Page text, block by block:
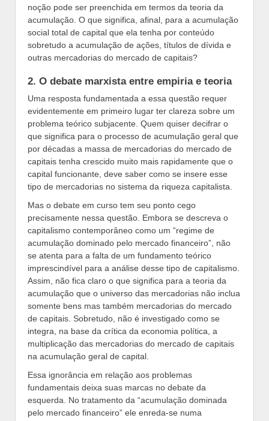
noção pode ser preenchida em termos da teoria da
acumulação. O que significa, afinal, para a acumulação
social total de capital que ela tenha por conteúdo
sobretudo a acumulação de ações, títulos de dívida e
outras mercadorias do mercado de capitais?
2. O debate marxista entre empiria e teoria
Uma resposta fundamentada a essa questão requer
evidentemente em primeiro lugar ter clareza sobre um
problema teórico subjacente. Quem quiser decifrar o
que significa para o processo de acumulação geral que
por décadas a massa de mercadorias do mercado de
capitais tenha crescido muito mais rapidamente que o
capital funcionante, deve saber como se insere esse
tipo de mercadorias no sistema da riqueza capitalista.
Mas o debate em curso tem seu ponto cego
precisamente nessa questão. Embora se descreva o
capitalismo contemporâneo como um “regime de
acumulação dominado pelo mercado financeiro”, não
se atenta para a falta de um fundamento teórico
imprescindível para a análise desse tipo de capitalismo.
Assim, não fica claro o que significa para a teoria da
acumulação que o universo das mercadorias não inclua
somente bens mas também mercadorias do mercado
de capitais. Sobretudo, não é investigado como se
integra, na base da crítica da economia política, a
multiplicação das mercadorias do mercado de capitais
na acumulação geral de capital.
Essa ignorância em relação aos problemas
fundamentais deixa suas marcas no debate da
esquerda. No tratamento da “acumulação dominada
pelo mercado financeiro” ele enreda-se numa